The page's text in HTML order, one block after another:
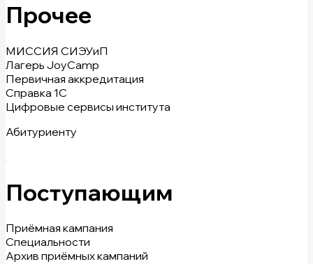
Прочее
МИССИЯ СИЭУиП
Лагерь JoyCamp
Первичная аккредитация
Справка 1С
Цифровые сервисы института
Абитуриенту
Поступающим
Приёмная кампания
Специальности
Архив приёмных кампаний